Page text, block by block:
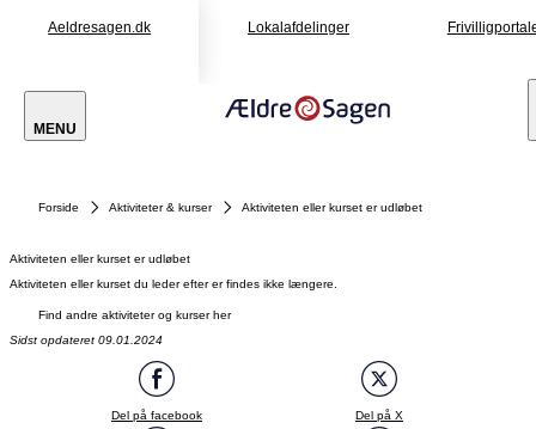
Aeldresagen.dk Lokalafdelinger
MENU
Forside Aktiviteter & kurser Aktiviteten eller kurset er udløbet
Aktiviteten eller kurset er udløbet
Aktiviteten eller kurset du leder efter er findes ikke længere.
Find andre aktiviteter og kurser her
Sidst opdateret 09.01.2024
Del på facebook Del på X